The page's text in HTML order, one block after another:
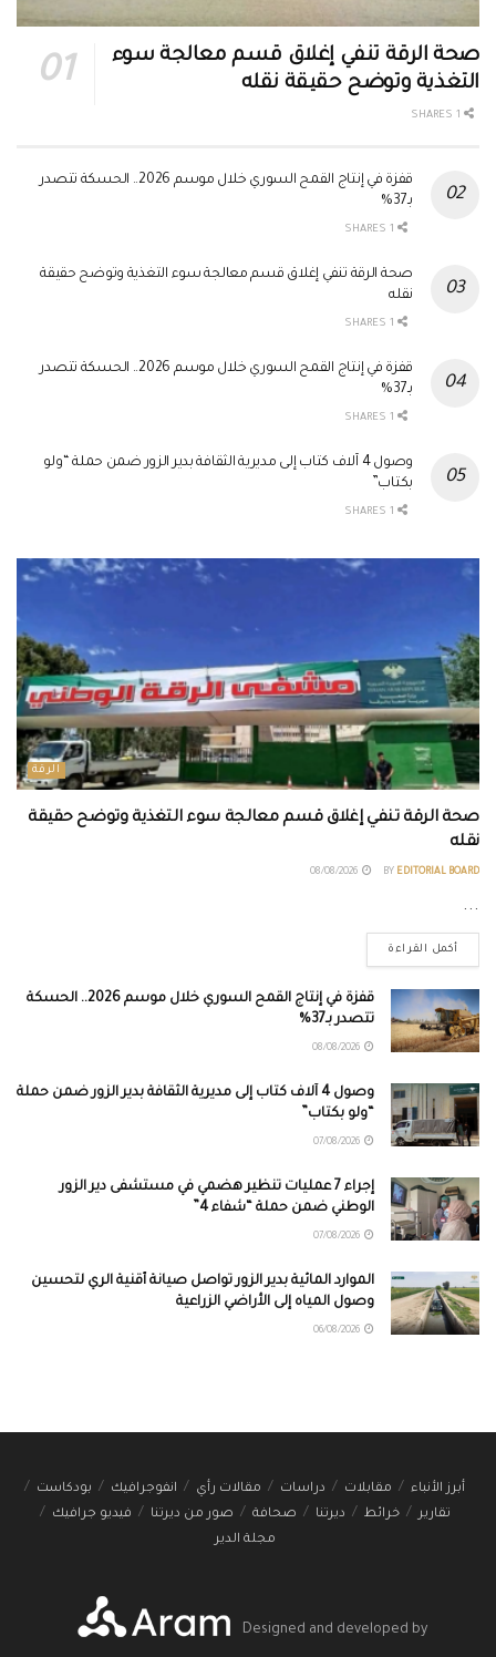
صحة الرقة تنفي إغلاق قسم معالجة سوء
التغذية وتوضح حقيقة نقله
قفزة في إنتاج القمح السوري خلال موسم 2026.. الحسكة تتصدر
بـ37%
صحة الرقة تنفي إغلاق قسم معالجة سوء التغذية وتوضح حقيقة
نقله
قفزة في إنتاج القمح السوري خلال موسم 2026.. الحسكة تتصدر
بـ37%
وصول 4 آلاف كتاب إلى مديرية الثقافة بدير الزور ضمن حملة “ولو
بكتاب”
الرقة
صحة الرقة تنفي إغلاق قسم معالجة سوء التغذية وتوضح حقيقة
نقله
BY EDITORIAL BOARD
...
أكمل القراءة
قفزة في إنتاج القمح السوري خلال موسم 2026.. الحسكة
تتصدر بـ37%
وصول 4 آلاف كتاب إلى مديرية الثقافة بدير الزور ضمن حملة
“ولو بكتاب”
إجراء 7 عمليات تنظير هضمي في مستشفى دير الزور
الوطني ضمن حملة “شفاء 4”
الموارد المائية بدير الزور تواصل صيانة أقنية الري لتحسين
وصول المياه إلى الأراضي الزراعية
أبرز الأنباء مقابلات دراسات مقالات رأي انفوجرافيك
بودكاست
تقارير
خرائط ديرتنا صحافة صور من ديرتنا
فيديو جرافيك
مجلة الدير
Designed and developed by